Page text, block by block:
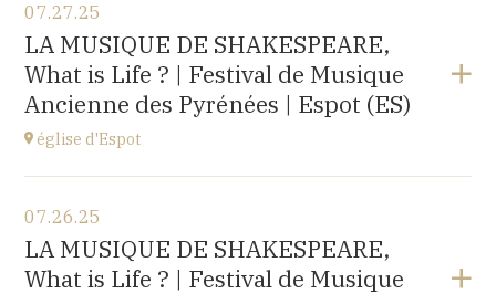
Mas Riquer, Catllar (66500)
at21H00
07.27.25
LA MUSIQUE DE SHAKESPEARE,
What is Life ? | Festival de Musique
Ancienne des Pyrénées | Espot (ES)
église d'Espot
église d'Espot,
SPAIN
at19H00
07.26.25
LA MUSIQUE DE SHAKESPEARE,
What is Life ? | Festival de Musique